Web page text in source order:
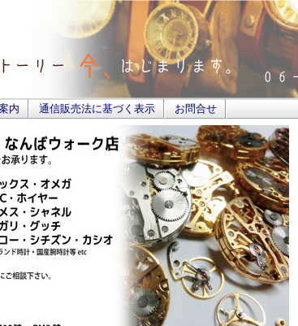
内 通信販売法に基づく表示 お問合せ